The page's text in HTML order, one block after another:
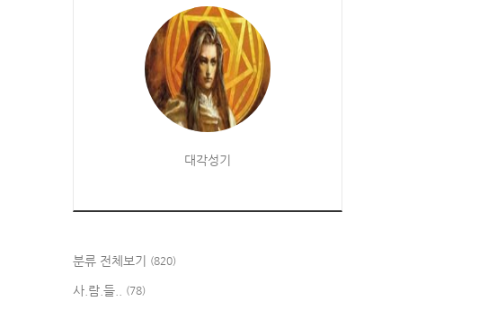
대각성기
분류 전체보기 (820)
사.람.들.. (78)